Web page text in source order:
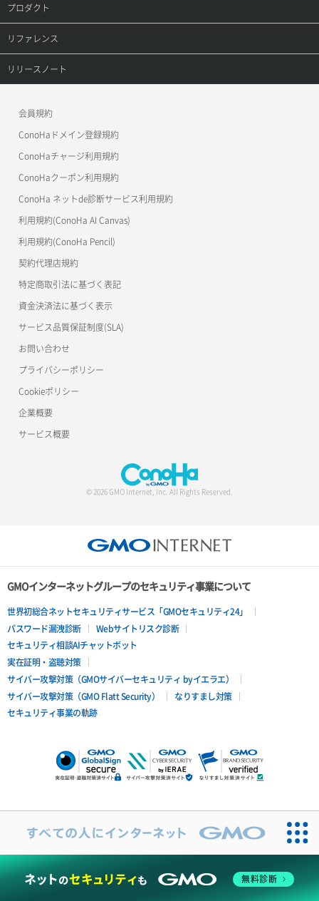
ネットワーク一覧取得
ネットワーク作成（ローカルネットワーク用）
ネットワーク削除（ローカルネットワーク用）
ネットワーク詳細取得
ポート一覧取得
ポート作成（ローカルネットワーク用）
ポート作成（追加IP用）
ポート削除
ポート詳細取得
メンバー更新
メンバー詳細取得
メンバー追加
リスナー作成
リスナー削除
リスナー更新
リスナー詳細取得
ロードバランサー一覧取得
ロードバランサー削除
ロードバランサー更新
ロードバランサー詳細取得
ロードバランサー追加
オブジェクト詳細取得
コンテナ一覧取得
コンテナ作成
コンテナ削除
ラージオブジェクトアップロード(DLO)
一時的Web公開
レコード詳細取得
プロダクト
プロダクトトップ
ConoHa VPS(Ver.3.0)
ConoHa for GAME
リファレンス
リファレンストップ
OpenStack CLI
Terraform
s3cmd
公開API(ConoHa VPS Ver.2.0)
リリースノート
会員規約
ConoHaドメイン登録規約
ConoHaチャージ利用規約
ConoHaクーポン利用規約
ConoHa ネットde診断サービス利用規約
利用規約(ConoHa AI Canvas)
利用規約(ConoHa Pencil)
契約代理店規約
特定商取引法に基づく表記
資金決済法に基づく表示
サービス品質保証制度(SLA)
お問い合わせ
プライバシーポリシー
Cookieポリシー
企業概要
サービス概要
© 2026 GMO Internet, Inc. All Rights Reserved.
GMOインターネットグループのセキュリティ事業について
世界初総合ネットセキュリティサービス「GMOセキュリティ24」
パスワード漏洩診断
Webサイトリスク診断
セキュリティ相談AIチャットボット
実在証明・盗聴対策
サイバー攻撃対策（GMOサイバーセキュリティ byイエラエ）
サイバー攻撃対策（GMO Flatt Security）
なりすまし対策
セキュリティ事業の軌跡
無料診断